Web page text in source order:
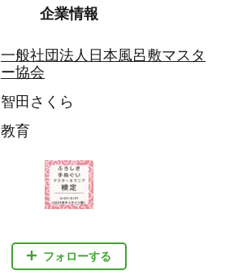
企業情報
フォローする
一般社団法人日本風呂敷マスタ
ー協会
智田さくら
教育